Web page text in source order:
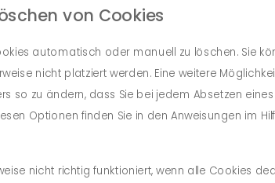
von Cookies
automatisch oder manuell zu löschen. Sie
nicht platziert werden. Eine weitere
so zu ändern, dass Sie bei jedem Absetzen
Optionen finden Sie in den Anweisungen im
nicht richtig funktioniert, wenn alle Cookies